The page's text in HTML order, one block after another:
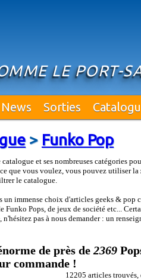
LE PORT-
News Sorties
> Funko Pop
catalogue et ses nombreuses catégories
que vous voulez, vous pouvez utiliser la
le catalogue.
un immense choix d'articles geeks & pop
Funko Pops, de jeux de société etc...
, n'hésitez pas à nous demander : un
de près de 2369
commande !
12205 articles